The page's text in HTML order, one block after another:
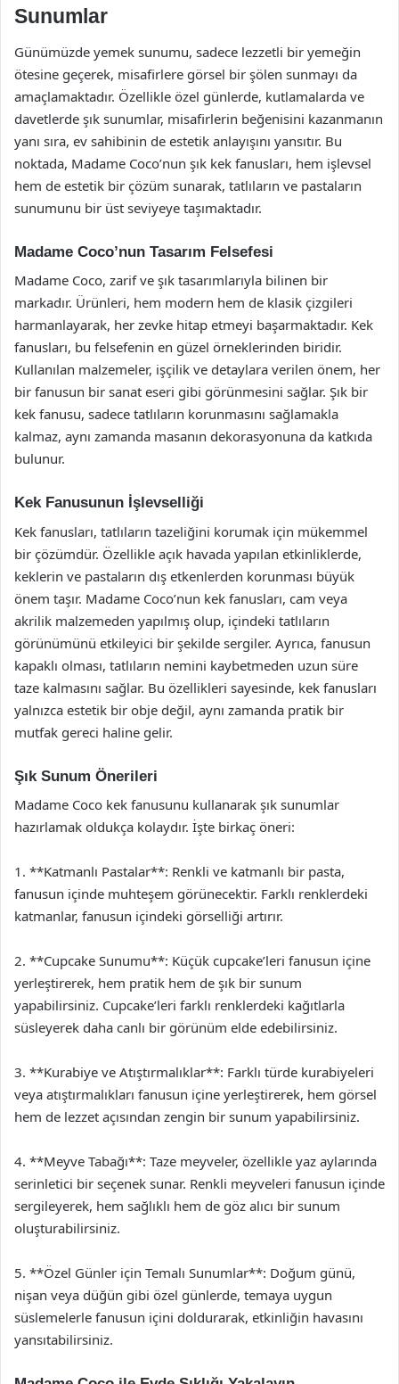
Sunumlar
Günümüzde yemek sunumu, sadece lezzetli bir yemeğin
ötesine geçerek, misafirlere görsel bir şölen sunmayı da
amaçlamaktadır. Özellikle özel günlerde, kutlamalarda ve
davetlerde şık sunumlar, misafirlerin beğenisini kazanmanın
yanı sıra, ev sahibinin de estetik anlayışını yansıtır. Bu
noktada, Madame Coco’nun şık kek fanusları, hem işlevsel
hem de estetik bir çözüm sunarak, tatlıların ve pastaların
sunumunu bir üst seviyeye taşımaktadır.
Madame Coco’nun Tasarım Felsefesi
Madame Coco, zarif ve şık tasarımlarıyla bilinen bir
markadır. Ürünleri, hem modern hem de klasik çizgileri
harmanlayarak, her zevke hitap etmeyi başarmaktadır. Kek
fanusları, bu felsefenin en güzel örneklerinden biridir.
Kullanılan malzemeler, işçilik ve detaylara verilen önem, her
bir fanusun bir sanat eseri gibi görünmesini sağlar. Şık bir
kek fanusu, sadece tatlıların korunmasını sağlamakla
kalmaz, aynı zamanda masanın dekorasyonuna da katkıda
bulunur.
Kek Fanusunun İşlevselliği
Kek fanusları, tatlıların tazeliğini korumak için mükemmel
bir çözümdür. Özellikle açık havada yapılan etkinliklerde,
keklerin ve pastaların dış etkenlerden korunması büyük
önem taşır. Madame Coco’nun kek fanusları, cam veya
akrilik malzemeden yapılmış olup, içindeki tatlıların
görünümünü etkileyici bir şekilde sergiler. Ayrıca, fanusun
kapaklı olması, tatlıların nemini kaybetmeden uzun süre
taze kalmasını sağlar. Bu özellikleri sayesinde, kek fanusları
yalnızca estetik bir obje değil, aynı zamanda pratik bir
mutfak gereci haline gelir.
Şık Sunum Önerileri
Madame Coco kek fanusunu kullanarak şık sunumlar
hazırlamak oldukça kolaydır. İşte birkaç öneri:
1. **Katmanlı Pastalar**: Renkli ve katmanlı bir pasta,
fanusun içinde muhteşem görünecektir. Farklı renklerdeki
katmanlar, fanusun içindeki görselliği artırır.
2. **Cupcake Sunumu**: Küçük cupcake’leri fanusun içine
yerleştirerek, hem pratik hem de şık bir sunum
yapabilirsiniz. Cupcake’leri farklı renklerdeki kağıtlarla
süsleyerek daha canlı bir görünüm elde edebilirsiniz.
3. **Kurabiye ve Atıştırmalıklar**: Farklı türde kurabiyeleri
veya atıştırmalıkları fanusun içine yerleştirerek, hem görsel
hem de lezzet açısından zengin bir sunum yapabilirsiniz.
4. **Meyve Tabağı**: Taze meyveler, özellikle yaz aylarında
serinletici bir seçenek sunar. Renkli meyveleri fanusun içinde
sergileyerek, hem sağlıklı hem de göz alıcı bir sunum
oluşturabilirsiniz.
5. **Özel Günler için Temalı Sunumlar**: Doğum günü,
nişan veya düğün gibi özel günlerde, temaya uygun
süslemelerle fanusun içini doldurarak, etkinliğin havasını
yansıtabilirsiniz.